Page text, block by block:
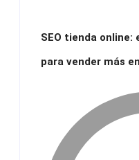
SEO tienda
para vender más